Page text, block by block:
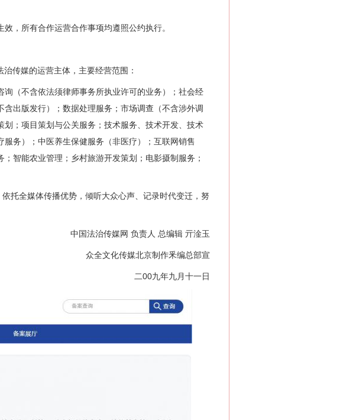
，所有合作运营合作事项均遵照公约执行。
传媒的运营主体，主要经营范围：
（不含依法须律师事务所执业许可的业务）；社会经
出版发行）；数据处理服务；市场调查（不含涉外调
；项目策划与公关服务；技术服务、技术开发、技术
务）；中医养生保健服务（非医疗）；互联网销售
智能农业管理；乡村旅游开发策划；电影摄制服务；
托全媒体传播优势，倾听大众心声、记录时代变迁，努
中国法治传媒网 负责人 总编辑 亓淦玉
众全文化传媒北京制作釆编总部宣
二00九年九月十一日